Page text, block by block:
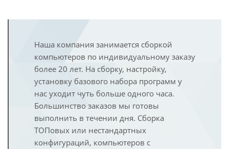
Наша компания занимается сборкой
компьютеров по индивидуальному заказу
более 20 лет. На сборку, настройку,
установку базового набора программ у
нас уходит чуть больше одного часа.
Большинство заказов мы готовы
выполнить в течении дня. Сборка
ТОПовых или нестандартных
конфигураций, компьютеров с